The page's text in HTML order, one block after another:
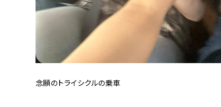
念願のトライシクルの乗車